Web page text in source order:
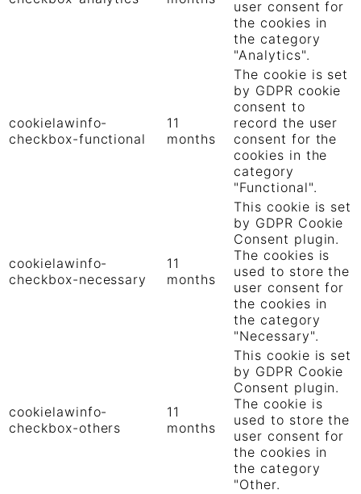
user consent for
the cookies in
the category
"Analytics".
cookielawinfo-
checkbox-functional
11
months
The cookie is set
by GDPR cookie
consent to
record the user
consent for the
cookies in the
category
"Functional".
cookielawinfo-
checkbox-necessary
11
months
This cookie is set
by GDPR Cookie
Consent plugin.
The cookies is
used to store the
user consent for
the cookies in
the category
"Necessary".
cookielawinfo-
checkbox-others
11
months
This cookie is set
by GDPR Cookie
Consent plugin.
The cookie is
used to store the
user consent for
the cookies in
the category
"Other.